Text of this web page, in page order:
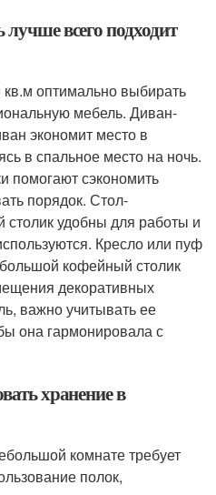
всего подходит
оптимально выбирать
мебель. Диван-
экономит место в
в спальное место на ночь.
помогают сэкономить
порядок. Стол-
удобны для работы и
Кресло или пуф
кофейный столик
декоративных
важно учитывать ее
она гармонировала с
хранение в
комнате требует
полок,